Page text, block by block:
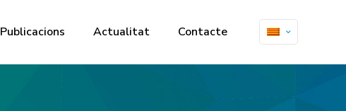
Publicacions Actualitat Contacte